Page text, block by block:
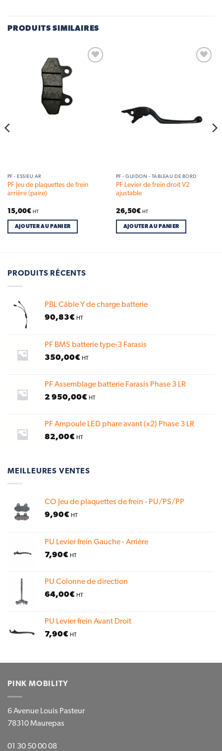
PRODUITS SIMILAIRES
PF - ESSIEU AR
PF Jeu de plaquettes de frein
arrière (paire)
15,00€ HT
AJOUTER AU PANIER
PF - GUIDON - TABLEAU DE BORD
PF Levier de frein droit V2
ajustable
26,50€ HT
AJOUTER AU PANIER
PRODUITS RÉCENTS
PBL Câble Y de charge batterie
90,83€ HT
PF BMS batterie type-3 Farasis
350,00€ HT
PF Assemblage batterie Farasis Phase 3 LR
2 950,00€ HT
PF Ampoule LED phare avant (x2) Phase 3 LR
82,00€ HT
MEILLEURES VENTES
CO Jeu de plaquettes de frein - PU/PS/PP
9,90€ HT
PU Levier frein Gauche - Arrière
7,90€ HT
PU Colonne de direction
64,00€ HT
PU Levier frein Avant Droit
7,90€ HT
PINK MOBILITY
6 Avenue Louis Pasteur
78310 Maurepas
01 30 50 00 08